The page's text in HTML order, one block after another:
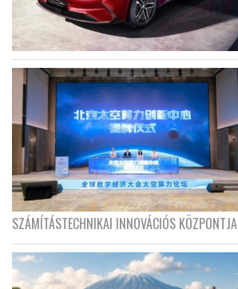
SZÁMÍTÁSTECHNIKAI INNOVÁCIÓS KÖZPONTJA